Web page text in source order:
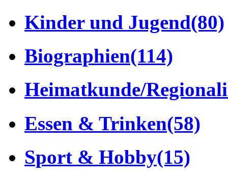
Kinder und Jugend(80)
Biographien(114)
Heimatkunde/
Essen & Trinken(58)
Sport & Hobby(15)